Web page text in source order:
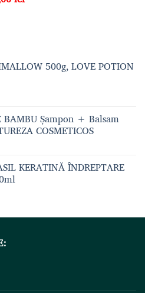
500g, LOVE POTION
BAMBU Șampon + Balsam
COSMETICOS
KERATINĂ ÎNDREPTARE